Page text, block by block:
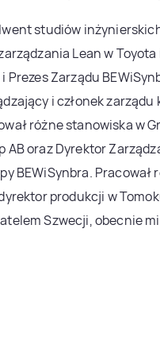
studiów
Lean w
i Prezes Zarządu
i członek
różne stanowiska w
AB oraz Dyrektor
BEWiSynbra.
produkcji w
Szwecji, obecnie